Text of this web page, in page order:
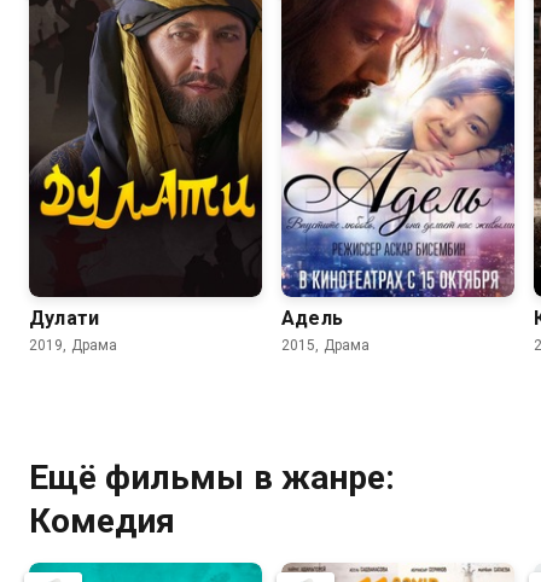
Дулати
2019, Драма
Адель
2015, Драма
Ещё фильмы в жанре:
Комедия